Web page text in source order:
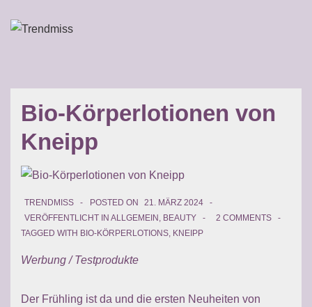
Zum
Navigation
Bio-Körperlotionen von
Kneipp
TRENDMISS POSTED ON
21. MÄRZ 2024
VERÖFFENTLICHT IN ALLGEMEIN , BEAUTY
2 COMMENTS
TAGGED WITH BIO-KÖRPERLOTIONS, KNEIPP
Werbung / Testprodukte
Der Frühling ist da und die ersten Neuheiten von